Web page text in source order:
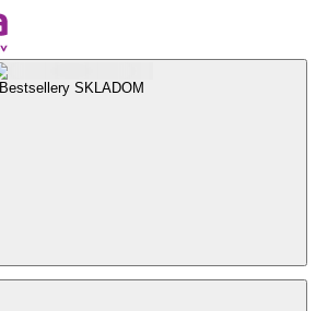
Bestsellery SKLADOM